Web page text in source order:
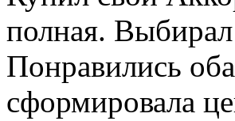
полная.
Понравились
сформировала